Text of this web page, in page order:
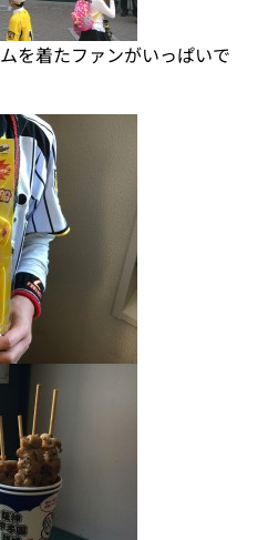
を着たファンがいっぱいで